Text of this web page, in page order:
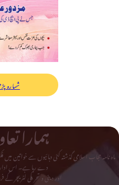
شمارہ
ہمارا
ماہ نامہ حجاب اسلامی گذشتہ کئی دہائیوں سے خواتین
دے رہا ہے۔ اس
اور دینی و تحریکی لٹریچر